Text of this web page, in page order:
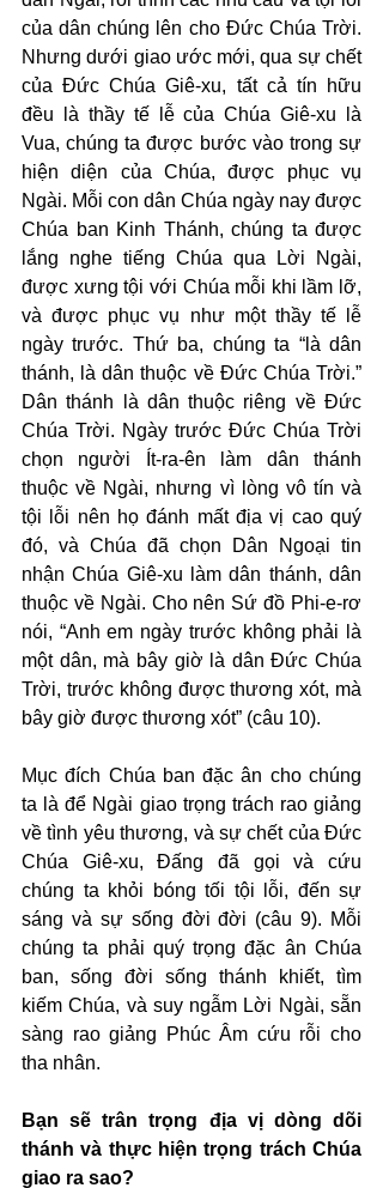
của dân chúng lên cho Đức Chúa Trời.
Nhưng dưới giao ước mới, qua sự chết
của Đức Chúa Giê-xu, tất cả tín hữu
đều là thầy tế lễ của Chúa Giê-xu là
Vua, chúng ta được bước vào trong sự
hiện diện của Chúa, được phục vụ
Ngài. Mỗi con dân Chúa ngày nay được
Chúa ban Kinh Thánh, chúng ta được
lắng nghe tiếng Chúa qua Lời Ngài,
được xưng tội với Chúa mỗi khi lầm lỡ,
và được phục vụ như một thầy tế lễ
ngày trước. Thứ ba, chúng ta “là dân
thánh, là dân thuộc về Đức Chúa Trời.”
Dân thánh là dân thuộc riêng về Đức
Chúa Trời. Ngày trước Đức Chúa Trời
chọn người Ít-ra-ên làm dân thánh
thuộc về Ngài, nhưng vì lòng vô tín và
tội lỗi nên họ đánh mất địa vị cao quý
đó, và Chúa đã chọn Dân Ngoại tin
nhận Chúa Giê-xu làm dân thánh, dân
thuộc về Ngài. Cho nên Sứ đồ Phi-e-rơ
nói, “Anh em ngày trước không phải là
một dân, mà bây giờ là dân Đức Chúa
Trời, trước không được thương xót, mà
bây giờ được thương xót” (câu 10).
Mục đích Chúa ban đặc ân cho chúng
ta là để Ngài giao trọng trách rao giảng
về tình yêu thương, và sự chết của Đức
Chúa Giê-xu, Đấng đã gọi và cứu
chúng ta khỏi bóng tối tội lỗi, đến sự
sáng và sự sống đời đời (câu 9). Mỗi
chúng ta phải quý trọng đặc ân Chúa
ban, sống đời sống thánh khiết, tìm
kiếm Chúa, và suy ngẫm Lời Ngài, sẵn
sàng rao giảng Phúc Âm cứu rỗi cho
tha nhân.
Bạn sẽ trân trọng địa vị dòng dõi
thánh và thực hiện trọng trách Chúa
giao ra sao?